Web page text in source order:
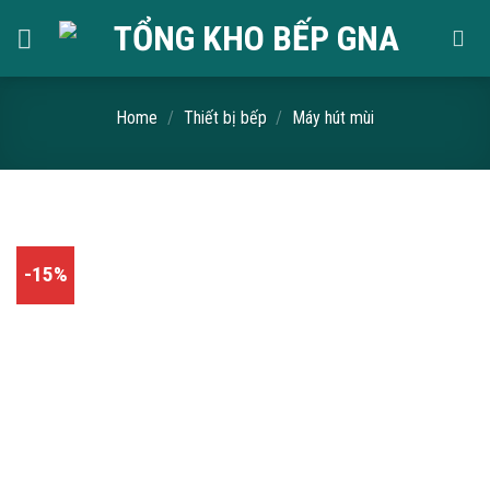
Home / Thiết bị bếp / Máy hút mùi
-15%